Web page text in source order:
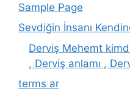
Sample Page
Sevdiğin İnsanı
Derviş Mehemt
, Derviş anlamı ,
terms ar